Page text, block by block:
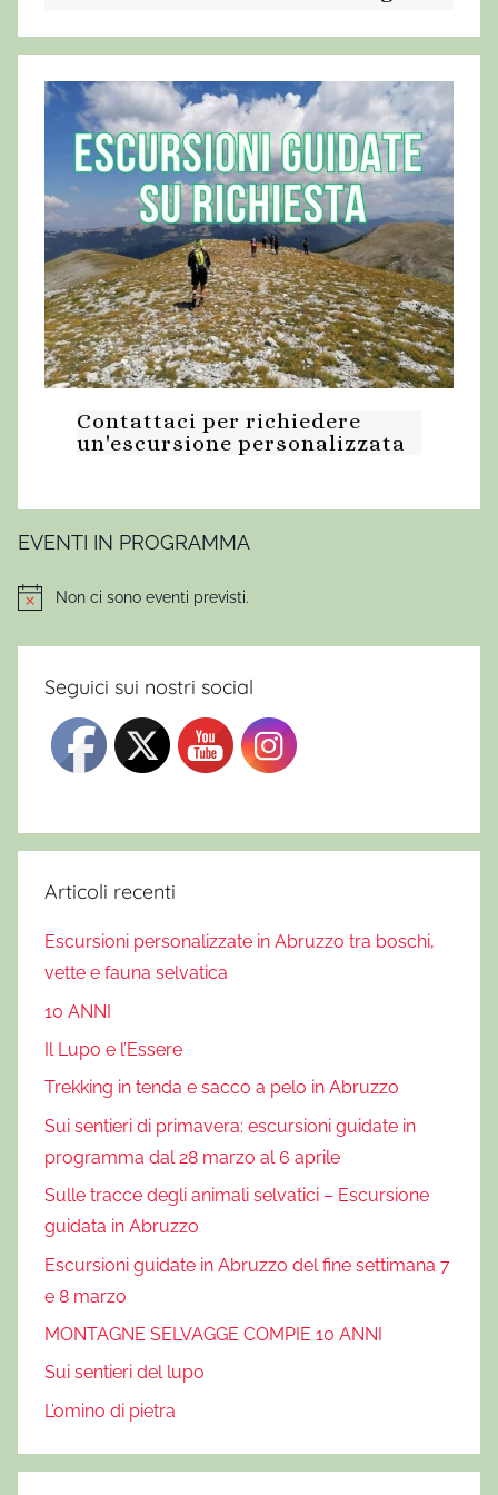
Contattaci per richiedere
un'escursione personalizzata
EVENTI IN PROGRAMMA
NoticeNon ci sono eventi previsti.
Seguici sui nostri social
Articoli recenti
Escursioni personalizzate in Abruzzo tra boschi,
vette e fauna selvatica
10 ANNI
Il Lupo e l’Essere
Trekking in tenda e sacco a pelo in Abruzzo
Sui sentieri di primavera: escursioni guidate in
programma dal 28 marzo al 6 aprile
Sulle tracce degli animali selvatici – Escursione
guidata in Abruzzo
Escursioni guidate in Abruzzo del fine settimana 7
e 8 marzo
MONTAGNE SELVAGGE COMPIE 10 ANNI
Sui sentieri del lupo
L’omino di pietra